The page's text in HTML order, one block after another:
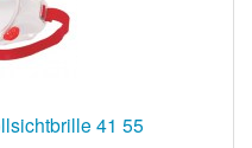
41 55